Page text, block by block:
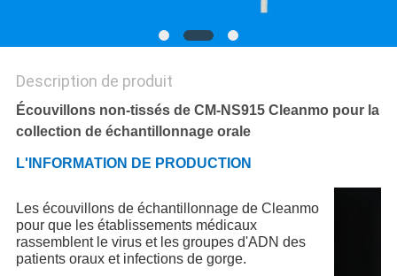
Description de produit
Écouvillons non-tissés de CM-NS915 Cleanmo pour la
collection de échantillonnage orale
L'INFORMATION DE PRODUCTION
Les écouvillons de échantillonnage de Cleanmo
pour que les établissements médicaux
rassemblent le virus et les groupes d'ADN des
patients oraux et infections de gorge.